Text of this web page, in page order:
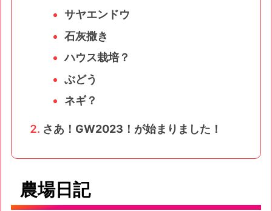
サヤエンドウ
石灰撒き
ハウス栽培？
ぶどう
ネギ？
さあ！GW2023！が始まりました！
農場日記